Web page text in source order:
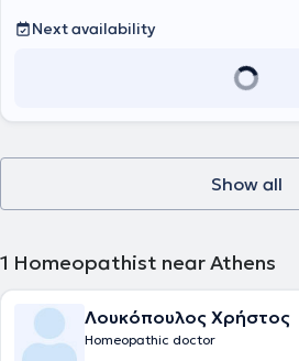
Next availability
Show all
1 Homeopathist near Athens
Λουκόπουλος Χρήστος
Homeopathic doctor